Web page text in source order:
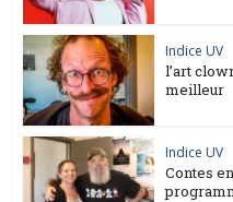
Indice UV
l’art
meilleur
Indice UV
Contes